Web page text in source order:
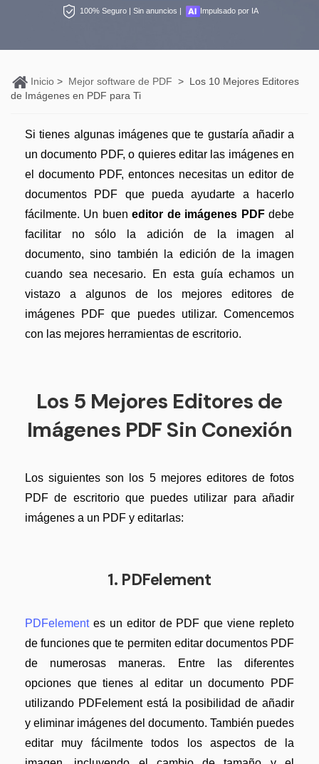
PDFelement Pro DC
Convertir PDF a Word
Combinar PDF
Lector de IA
Más herrmientas online
Personales
Comprimir PDF
Profesionales
Formulario de PDF
Firmar PDF
eSign PDF
PDF por lotes
Censurar PDF Nuevo
Proteger PDF
Compartir PDF
Soluciones completas
Educación
Servicio de TI
Gobierno
Publicación
Freelancer
Explorar todas las características
Explicar PDF con IA
Generar imágenes IA
Todas las herramientas de IA
Edición de PDF
Organización de PDF
Segurirdad de PDF
Softwares de PDF
Trucos para Mac
Trucos para móviles
Ver más
¿Por qué PDFelement?
Comparación de software
¿Qué hay de nuevo?
Especificaciones técnicas
PDFelement para Mac
Videos tutoriales
PDFelement para iOS
PDFelement para Android
Centro de conocimiento
100% Seguro | Sin anuncios | Impulsado por IA
Inicio > Mejor software de PDF > Los 10 Mejores Editores
de Imágenes en PDF para Ti
Si tienes algunas imágenes que te gustaría añadir a
un documento PDF, o quieres editar las imágenes en
el documento PDF, entonces necesitas un editor de
documentos PDF que pueda ayudarte a hacerlo
fácilmente. Un bueneditor de imágenes PDFdebe
facilitar no sólo la adición de la imagen al
documento, sino también la edición de la imagen
cuando sea necesario. En esta guía echamos un
vistazo a algunos de los mejores editores de
imágenes PDF que puedes utilizar. Comencemos
con las mejores herramientas de escritorio.
Los 5 Mejores Editores de
Imágenes PDF Sin Conexión
Los siguientes son los 5 mejores editores de fotos
PDF de escritorio que puedes utilizar para añadir
imágenes a un PDF y editarlas:
1. PDFelement
PDFelementes un editor de PDF que viene repleto
de funciones que te permiten editar documentos PDF
de numerosas maneras. Entre las diferentes
opciones que tienes al editar un documento PDF
utilizando PDFelement está la posibilidad de añadir
y eliminar imágenes del documento. También puedes
editar muy fácilmente todos los aspectos de la